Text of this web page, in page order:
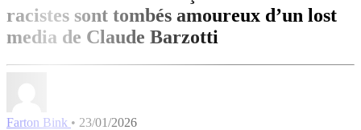
racistes sont tombés amoureux d’un lost
media de Claude Barzotti
Farton Bink • 23/01/2026